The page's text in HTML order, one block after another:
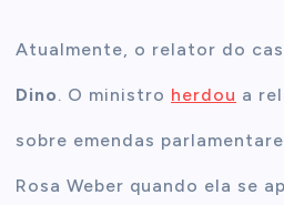
Atualmente, o relator do
Dino. O ministro herdou a
sobre emendas
Rosa Weber quando ela se